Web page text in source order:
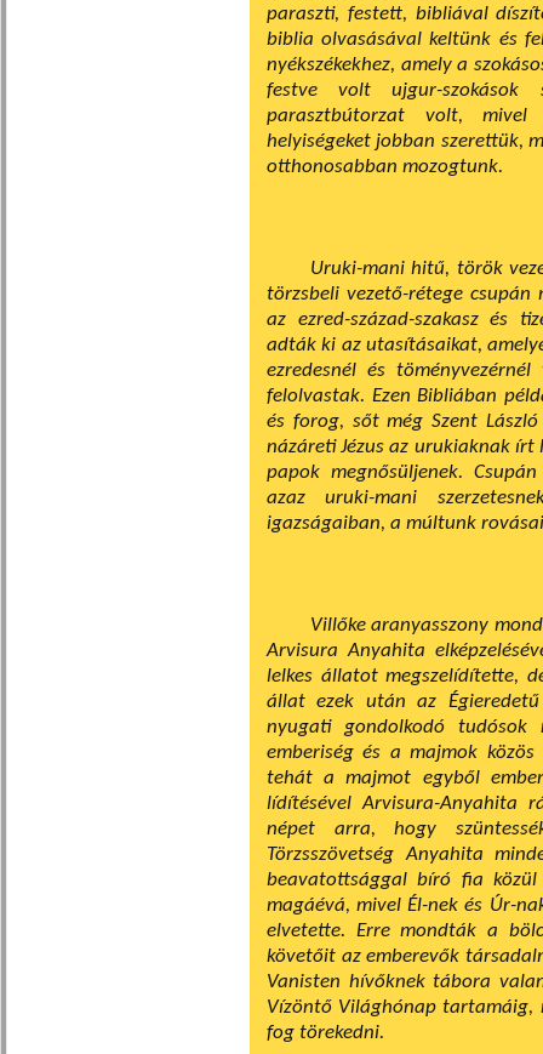
paraszti, festett, bibliával
biblia olvasásával keltünk és
nyékszékekhez, amely a
festve volt ujgur-szokások
parasztbútorzat volt,
helyiségeket jobban szerettük,
otthonosabban mozogtunk.
Uruki-mani hitű, török
törzsbeli vezető-rétege
az ezred-század-szakasz és
adták ki az utasításaikat,
ezredesnél és
felolvastak. Ezen Bibliában
és forog, sőt még Szent
názáreti Jézus az urukiaknak
papok megnősülje­nek.
azaz uruki-mani
igazságaiban, a múltunk
Villőke aranyasszony
Arvisura Anyahita
lelkes állatot megszelídítette,
állat ezek után az
nyugati gondolkodó
emberiség és a majmok
tehát a majmot egyből
lídítésével Arvisura-Anyahita
népet arra, hogy
Törzsszövetség Anyahita
beavatottsággal bíró fia
magáévá, mivel Él-nek és Úr-
elvetette. Erre mondták a
követőit az emberevők
Vanisten hívőknek tábo­ra
Vízöntő Világhónap tartamáig,
fog törekedni.